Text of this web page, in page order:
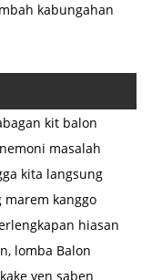
kabungahan
kit balon
masalah
kita langsung
kanggo
hiasan
lomba Balon
yen saben